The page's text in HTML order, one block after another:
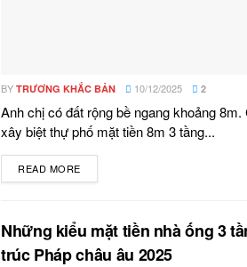
BY TRƯƠNG KHẮC BẢN 10/12/2025 2
Anh chị có đất rộng bề ngang khoảng 8m.
xây biệt thự phố mặt tiền 8m 3 tầng...
READ MORE
Những kiểu mặt tiền nhà ống 3
trúc Pháp châu âu 2025